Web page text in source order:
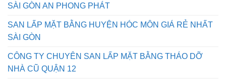
SÀI GÒN
NHÀ CŨ QUẬN 12
Tháo Dỡ Nhà Cũ Quận Tân Phú – Giá Tốt Trọn Gói